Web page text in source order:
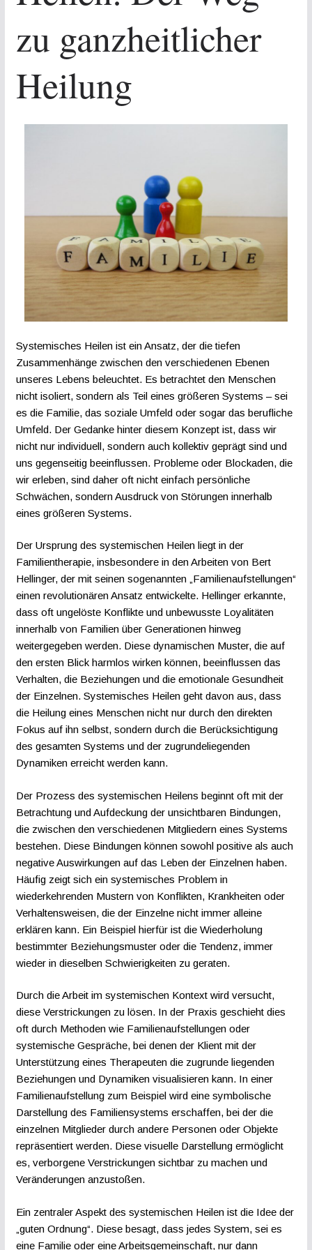
zu ganzheitlicher
Heilung
Systemisches Heilen ist ein Ansatz, der die tiefen
Zusammenhänge zwischen den verschiedenen Ebenen
unseres Lebens beleuchtet. Es betrachtet den Menschen
nicht isoliert, sondern als Teil eines größeren Systems – sei
es die Familie, das soziale Umfeld oder sogar das berufliche
Umfeld. Der Gedanke hinter diesem Konzept ist, dass wir
nicht nur individuell, sondern auch kollektiv geprägt sind und
uns gegenseitig beeinflussen. Probleme oder Blockaden, die
wir erleben, sind daher oft nicht einfach persönliche
Schwächen, sondern Ausdruck von Störungen innerhalb
eines größeren Systems.
Der Ursprung des systemischen Heilen liegt in der
Familientherapie, insbesondere in den Arbeiten von Bert
Hellinger, der mit seinen sogenannten „Familienaufstellungen“
einen revolutionären Ansatz entwickelte. Hellinger erkannte,
dass oft ungelöste Konflikte und unbewusste Loyalitäten
innerhalb von Familien über Generationen hinweg
weitergegeben werden. Diese dynamischen Muster, die auf
den ersten Blick harmlos wirken können, beeinflussen das
Verhalten, die Beziehungen und die emotionale Gesundheit
der Einzelnen. Systemisches Heilen geht davon aus, dass
die Heilung eines Menschen nicht nur durch den direkten
Fokus auf ihn selbst, sondern durch die Berücksichtigung
des gesamten Systems und der zugrundeliegenden
Dynamiken erreicht werden kann.
Der Prozess des systemischen Heilens beginnt oft mit der
Betrachtung und Aufdeckung der unsichtbaren Bindungen,
die zwischen den verschiedenen Mitgliedern eines Systems
bestehen. Diese Bindungen können sowohl positive als auch
negative Auswirkungen auf das Leben der Einzelnen haben.
Häufig zeigt sich ein systemisches Problem in
wiederkehrenden Mustern von Konflikten, Krankheiten oder
Verhaltensweisen, die der Einzelne nicht immer alleine
erklären kann. Ein Beispiel hierfür ist die Wiederholung
bestimmter Beziehungsmuster oder die Tendenz, immer
wieder in dieselben Schwierigkeiten zu geraten.
Durch die Arbeit im systemischen Kontext wird versucht,
diese Verstrickungen zu lösen. In der Praxis geschieht dies
oft durch Methoden wie Familienaufstellungen oder
systemische Gespräche, bei denen der Klient mit der
Unterstützung eines Therapeuten die zugrunde liegenden
Beziehungen und Dynamiken visualisieren kann. In einer
Familienaufstellung zum Beispiel wird eine symbolische
Darstellung des Familiensystems erschaffen, bei der die
einzelnen Mitglieder durch andere Personen oder Objekte
repräsentiert werden. Diese visuelle Darstellung ermöglicht
es, verborgene Verstrickungen sichtbar zu machen und
Veränderungen anzustoßen.
Ein zentraler Aspekt des systemischen Heilen ist die Idee der
„guten Ordnung“. Diese besagt, dass jedes System, sei es
eine Familie oder eine Arbeitsgemeinschaft, nur dann